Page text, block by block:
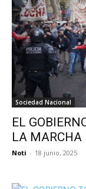
Sociedad Nacional
EL
LA MARCHA
Noti - 18 junio, 2025